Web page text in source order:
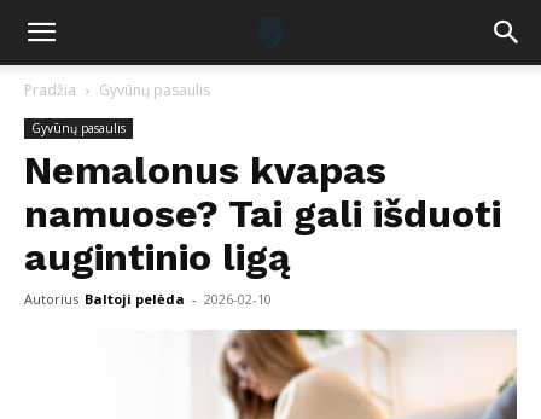
Pradžia Gyvūnų pasaulis
Gyvūnų pasaulis
Nemalonus kvapas
namuose? Tai gali išduoti
augintinio ligą
Autorius Baltoji pelėda - 2026-02-10